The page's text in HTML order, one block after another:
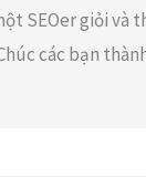
SEOer giỏi và
các bạn